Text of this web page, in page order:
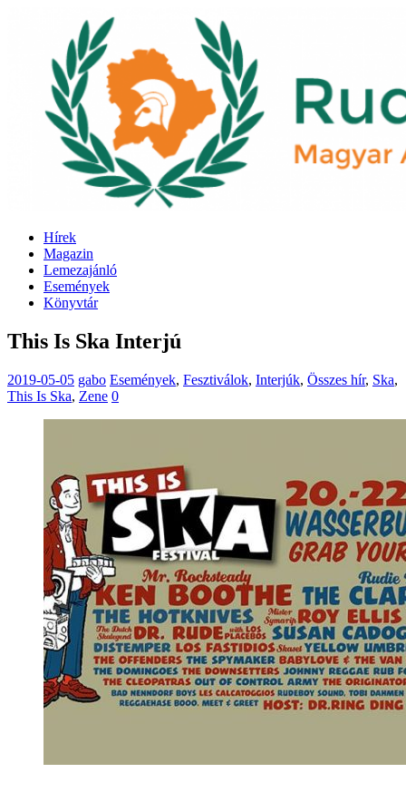
Hírek
Magazin
Lemezajánló
Események
Könyvtár
This Is Ska Interjú
2019-05-05 gabo Események, Fesztiválok, Interjúk, Összes hír, Ska,
This Is Ska, Zene 0